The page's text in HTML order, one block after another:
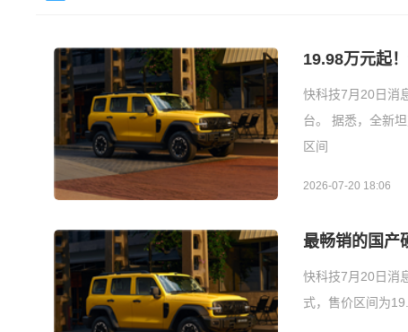
19.98万元起
快科技7月20日消
台。 据悉，全新
区间
2026-07-20 18:06
最畅销的国产
快科技7月20日消
式，售价区间为